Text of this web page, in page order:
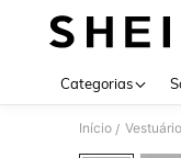
Categorias
Início /